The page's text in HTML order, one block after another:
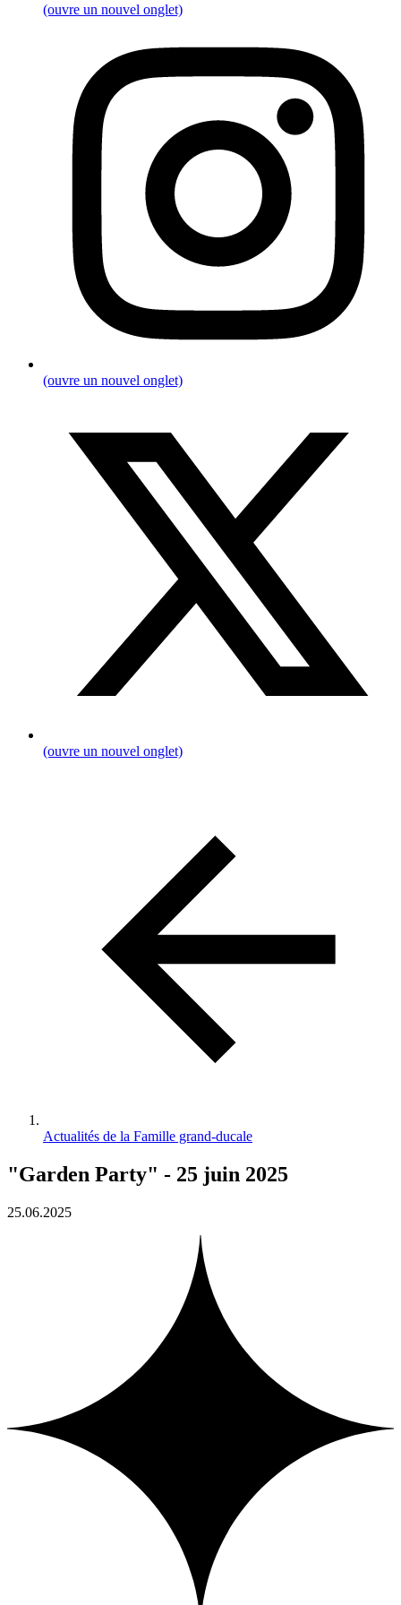
(ouvre un nouvel onglet)
(ouvre un nouvel onglet)
(ouvre un nouvel onglet)
Actualités de la Famille grand-ducale
"Garden Party" - 25 juin 2025
25.06.2025